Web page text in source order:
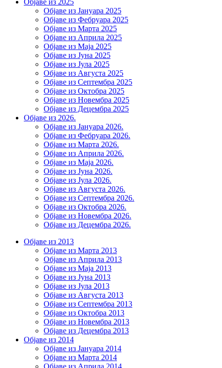
Објаве из 2025
Објаве из Јануара 2025
Објаве из Фебруара 2025
Објаве из Марта 2025
Објаве из Априла 2025
Објаве из Маја 2025
Објаве из Јуна 2025
Објаве из Јула 2025
Објаве из Августа 2025
Објаве из Септембра 2025
Објаве из Октобра 2025
Објаве из Новембра 2025
Објаве из Децембра 2025
Објаве из 2026.
Објаве из Јануара 2026.
Објаве из Фебруара 2026.
Објаве из Марта 2026.
Објаве из Априла 2026.
Објаве из Маја 2026.
Објаве из Јуна 2026.
Објаве из Јула 2026.
Објаве из Августа 2026.
Објаве из Септембра 2026.
Објаве из Октобра 2026.
Објаве из Новембра 2026.
Објаве из Децембра 2026.
Објаве из 2013
Објаве из Марта 2013
Објаве из Априла 2013
Објаве из Маја 2013
Објаве из Јунa 2013
Објаве из Јула 2013
Објаве из Августа 2013
Објаве из Септембра 2013
Објаве из Октобра 2013
Објаве из Новембра 2013
Објаве из Децембра 2013
Објаве из 2014
Објаве из Јануара 2014
Објаве из Марта 2014